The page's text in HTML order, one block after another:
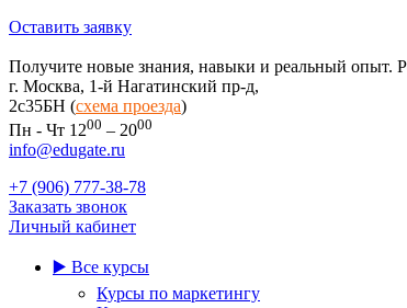
Оставить заявку
Получите новые знания, навыки и реальный опыт.
г. Москва, 1-й Нагатинский пр-д,
2c35БН (схема проезда)
Пн - Чт 1200 – 2000
info@edugate.ru
+7 (906) 777-38-78
Заказать звонок
Личный кабинет
▶️ Все курсы
Курсы по маркетингу